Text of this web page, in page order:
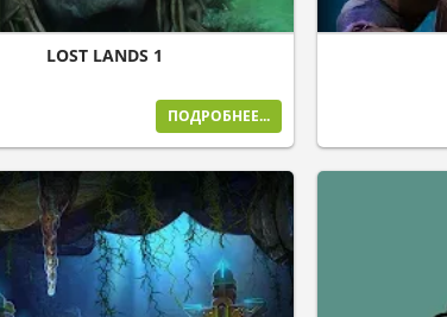
LOST LANDS 1
ПОДРОБНЕЕ...